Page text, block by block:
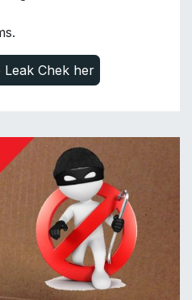
Chek her